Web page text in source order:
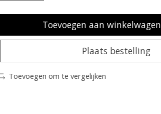
Toevoegen aan winkelwagen
Plaats bestelling
Toevoegen om te vergelijken